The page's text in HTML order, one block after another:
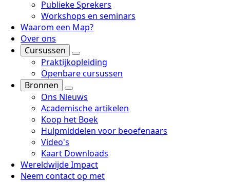
Publieke Sprekers
Workshops en seminars
Waarom een Map?
Over ons
Cursussen
Praktijkopleiding
Openbare cursussen
Bronnen
Ons Nieuws
Academische artikelen
Koop het Boek
Hulpmiddelen voor beoefenaars
Video's
Kaart Downloads
Wereldwijde Impact
Neem contact op met